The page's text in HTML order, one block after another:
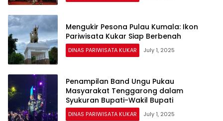
Mengukir Pesona Pulau Kumala: Ikon
Pariwisata Kukar Siap Berbenah
DINAS PARIWISATA KUKAR July 1, 2025
Penampilan Band Ungu Pukau
Masyarakat Tenggarong dalam
Syukuran Bupati-Wakil Bupati
DINAS PARIWISATA KUKAR July 1, 2025